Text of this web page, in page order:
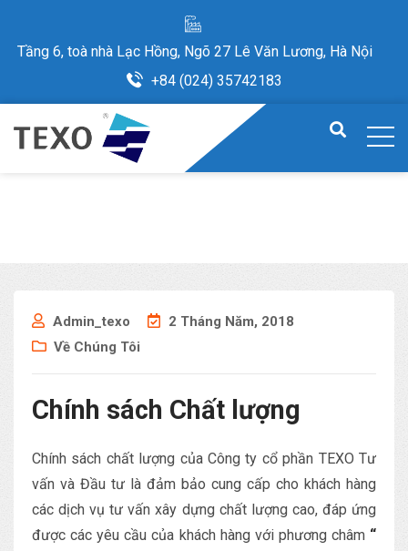
Tầng 6, toà nhà Lạc Hồng, Ngõ 27 Lê Văn Lương, Hà Nội
+84 (024) 35742183
Admin_texo
2 Tháng Năm, 2018
Về Chúng Tôi
Chính sách Chất lượng
Chính sách chất lượng của Công ty cổ phần TEXO Tư
vấn và Đầu tư là đảm bảo cung cấp cho khách hàng
các dịch vụ tư vấn xây dựng chất lượng cao, đáp ứng
được các yêu cầu của khách hàng với phương châm “